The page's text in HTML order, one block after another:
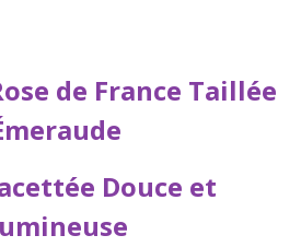
de France Taillée
Douce et